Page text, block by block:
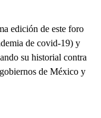
edición de este foro
de covid-19) y
su historial contra
de México y